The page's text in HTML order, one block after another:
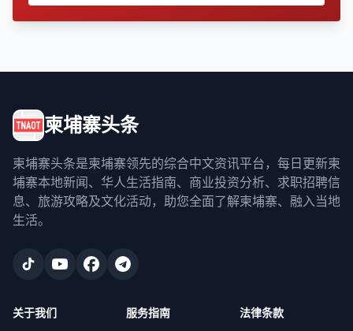
柬埔寨头条
柬埔寨头条是柬埔寨领先的综合中文资讯平台，每日更新柬
埔寨本地新闻、华人生活指南、商业投资分析、求职招聘信
息、旅游攻略及文化活动，助您全面了解柬埔寨、融入当地
生活。
关于我们 服务指南 法律条款